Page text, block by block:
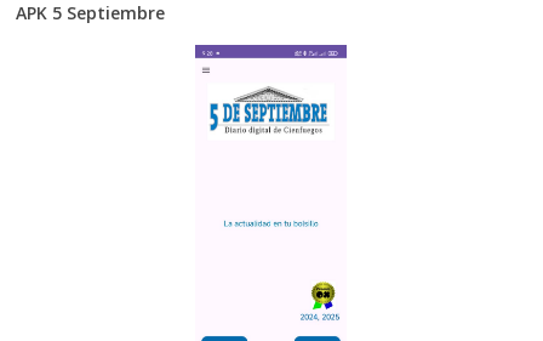
APK 5 Septiembre